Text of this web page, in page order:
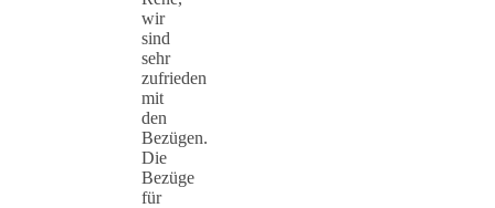
wir
sind
sehr
zufrieden
mit
den
Bezügen.
Die
Bezüge
für